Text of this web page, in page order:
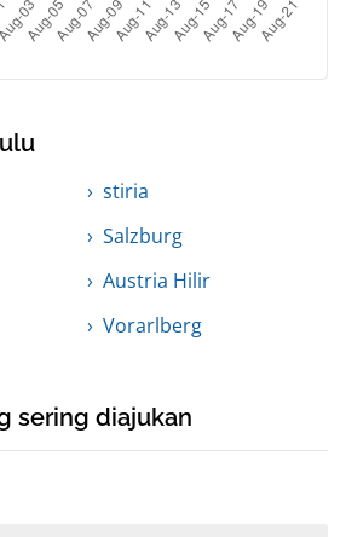
stiria
Salzburg
Austria Hilir
Vorarlberg
sering diajukan